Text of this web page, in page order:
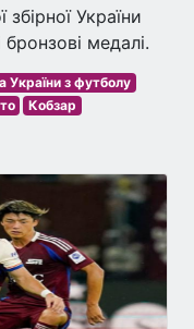
збірної України
медалі.
України з футболу
Кобзар